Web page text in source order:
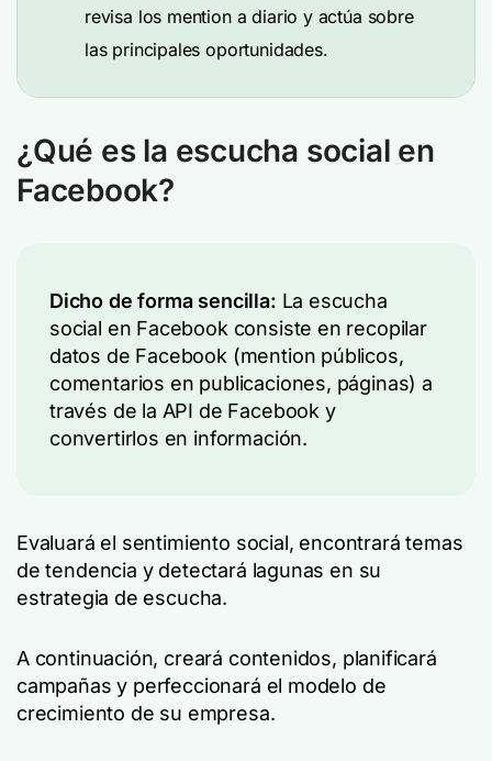
revisa los mention a diario y actúa sobre
las principales oportunidades.
¿Qué es la escucha social en
Facebook?
Dicho de forma sencilla: La escucha
social en Facebook consiste en recopilar
datos de Facebook (mention públicos,
comentarios en publicaciones, páginas) a
través de la API de Facebook y
convertirlos en información.
Evaluará el sentimiento social, encontrará temas
de tendencia y detectará lagunas en su
estrategia de escucha.
A continuación, creará contenidos, planificará
campañas y perfeccionará el modelo de
crecimiento de su empresa.